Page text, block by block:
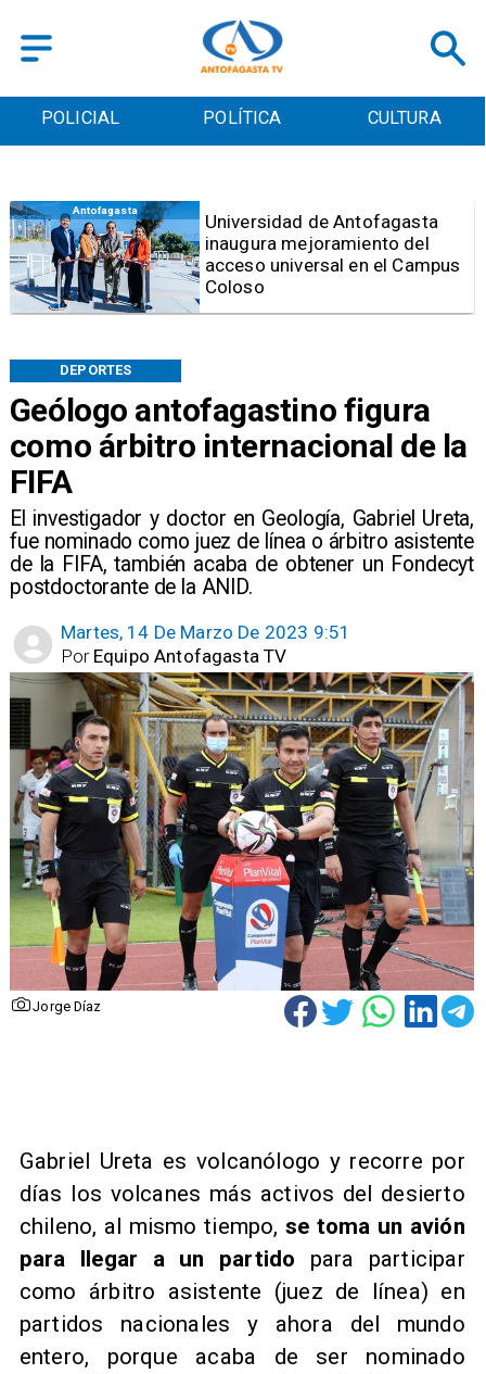
POLICIAL POLÍTICA CULTURA
Geólogo antofagastino figura
como árbitro internacional de la
FIFA
El investigador y doctor en Geología, Gabriel Ureta,
fue nominado como juez de línea o árbitro asistente
de la FIFA, también acaba de obtener un Fondecyt
postdoctorante de la ANID.
DEPORTES
Martes, 14 De Marzo De 2023 9:51
Equipo Antofagasta TV
Por
Jorge Díaz
Antofagasta
Foco de Aedes Aegypti:
Entierran "Pantano Urbano"
ubicado a pasos de la
Municipalidad de Antofagasta
Gabriel Ureta es volcanólogo y recorre por
días los volcanes más activos del desierto
chileno, al mismo tiempo, se toma un avión
para llegar a un partido para participar
como árbitro asistente (juez de línea) en
partidos nacionales y ahora del mundo
entero, porque acaba de ser nominado